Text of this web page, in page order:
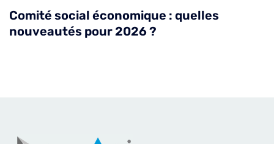
Comité social économique : quelles
nouveautés pour 2026 ?